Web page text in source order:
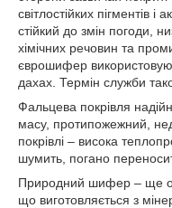
світлостійких пігментів
стійкий до змін погоди,
хімічних речовин та
єврошифер
дахах. Термін служби
Фальцева покрівля
масу, протипожежний,
покрівлі – висока
шумить, погано
Природний шифер – ще
що виготовляється з